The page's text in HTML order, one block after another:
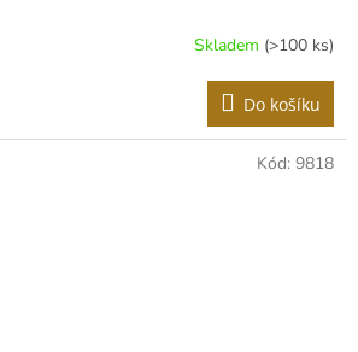
Skladem (>100 ks)
Do košíku
Kód: 9818